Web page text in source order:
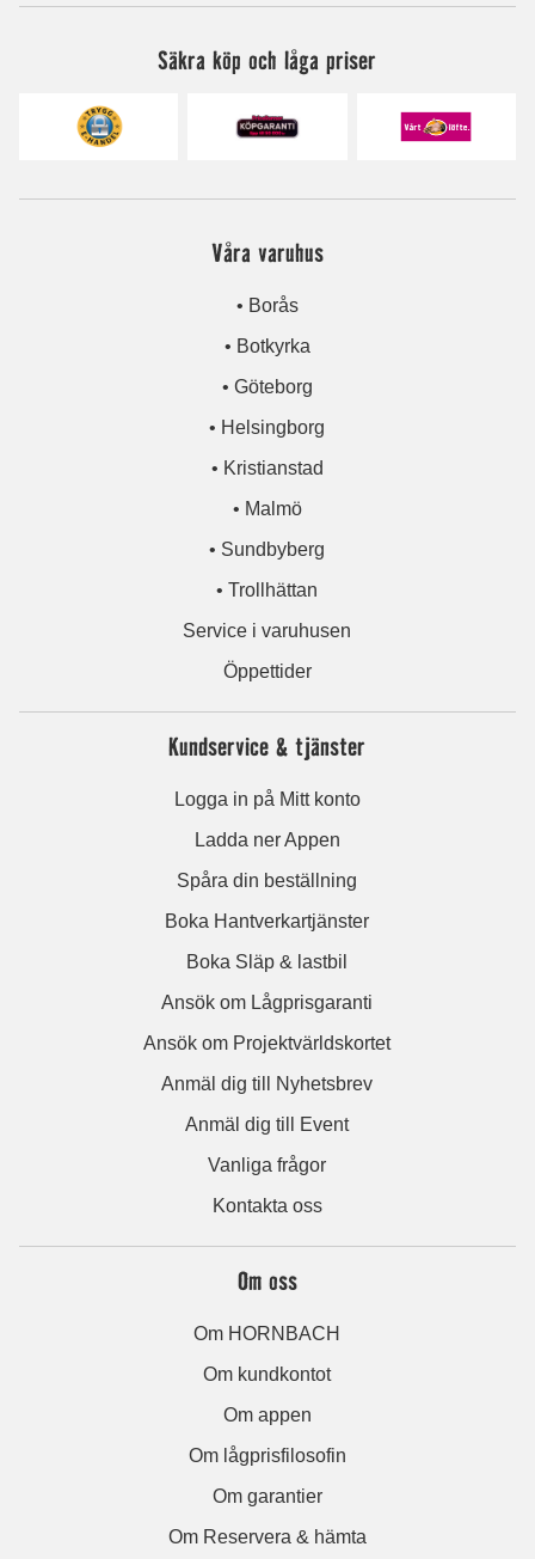
Säkra köp och låga priser
Våra varuhus
• Borås
• Botkyrka
• Göteborg
• Helsingborg
• Kristianstad
• Malmö
• Sundbyberg
• Trollhättan
Service i varuhusen
Öppettider
Kundservice & tjänster
Logga in på Mitt konto
Ladda ner Appen
Spåra din beställning
Boka Hantverkartjänster
Boka Släp & lastbil
Ansök om Lågprisgaranti
Ansök om Projektvärldskortet
Anmäl dig till Nyhetsbrev
Anmäl dig till Event
Vanliga frågor
Kontakta oss
Om oss
Om HORNBACH
Om kundkontot
Om appen
Om lågprisfilosofin
Om garantier
Om Reservera & hämta